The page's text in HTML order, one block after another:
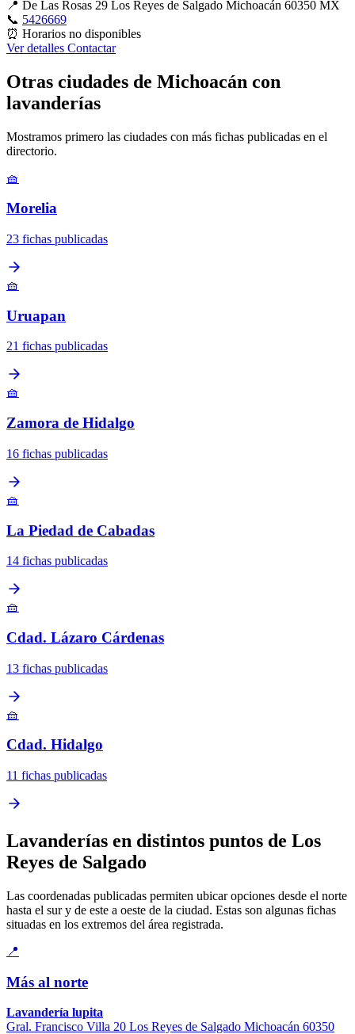
📍 De Las Rosas 29 Los Reyes de Salgado Michoacán 60350 MX
📞 5426669
⏰ Horarios no disponibles
Ver detalles Contactar
Otras ciudades de Michoacán con
lavanderías
Mostramos primero las ciudades con más fichas publicadas en el
directorio.
🧺
Morelia
23 fichas publicadas
🧺
Uruapan
21 fichas publicadas
🧺
Zamora de Hidalgo
16 fichas publicadas
🧺
La Piedad de Cabadas
14 fichas publicadas
🧺
Cdad. Lázaro Cárdenas
13 fichas publicadas
🧺
Cdad. Hidalgo
11 fichas publicadas
Lavanderías en distintos puntos de Los
Reyes de Salgado
Las coordenadas publicadas permiten ubicar opciones desde el norte
hasta el sur y de este a oeste de la ciudad. Estas son algunas fichas
situadas en los extremos del área registrada.
📍
Más al norte
Lavandería lupita
Gral. Francisco Villa 20 Los Reyes de Salgado Michoacán 60350